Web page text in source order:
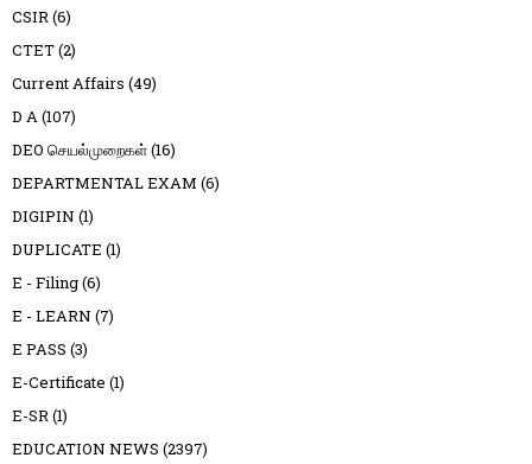
CSIR(6)
CTET(2)
Current Affairs (49)
D A(107)
DEO செயல்முறைகள்(16)
DEPARTMENTAL EXAM (6)
DIGIPIN (1)
DUPLICATE (1)
E - Filing(6)
E - LEARN (7)
E PASS (3)
E-Certificate (1)
E-SR(1)
EDUCATION NEWS (2397)